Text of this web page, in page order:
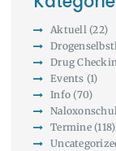
Aktuell(22)
Drug
Events (1)
Info (70)
Termine(118)